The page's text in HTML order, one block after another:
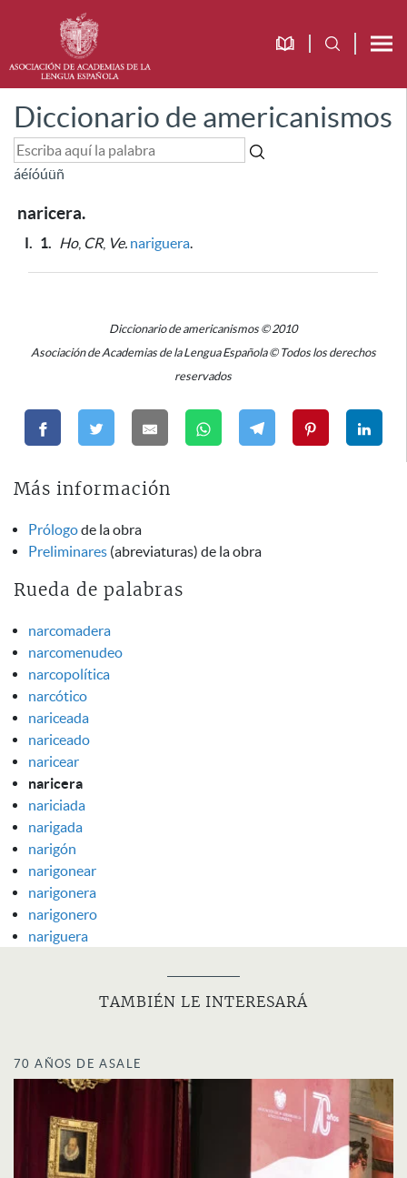
Diccionario de americanismos
áéíóúüñ
naricera.
I. 1. Ho, CR, Ve. nariguera.
Diccionario de americanismos © 2010
Asociación de Academias de la Lengua Española © Todos los derechos
reservados
Más información
Prólogode la obra
Preliminares (abreviaturas) de la obra
Rueda de palabras
narcomadera
narcomenudeo
narcopolítica
narcótico
nariceada
nariceado
naricear
naricera
nariciada
narigada
narigón
narigonear
narigonera
narigonero
nariguera
TAMBIÉN LE INTERESARÁ
70 AÑOS DE ASALE